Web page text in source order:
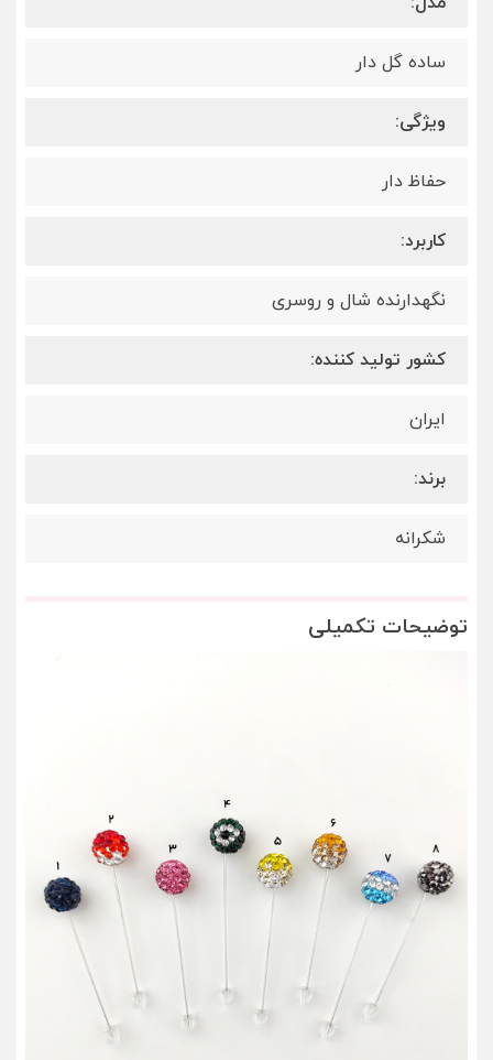
ساده گل دار
ویژگی:
حفاظ دار
کاربرد:
نگهدارنده شال و روسری
کشور تولید کننده:
ایران
برند:
شکرانه
توضیحات تکمیلی